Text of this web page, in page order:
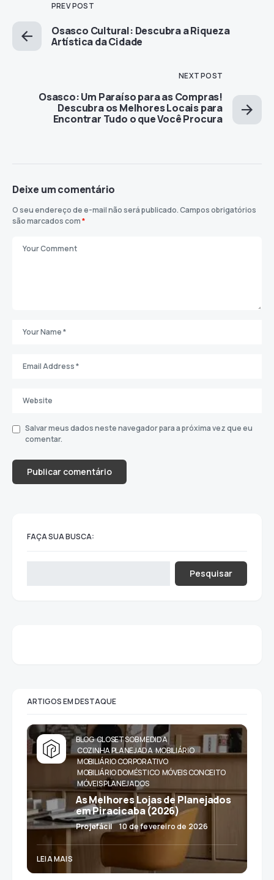
PREV POST
Osasco Cultural: Descubra a Riqueza
Artística da Cidade
NEXT POST
Osasco: Um Paraíso para as Compras!
Descubra os Melhores Locais para
Encontrar Tudo o que Você Procura
Deixe um comentário
O seu endereço de e-mail não será publicado.Campos obrigatórios
são marcados com*
Salvar meus dados neste navegador para a próxima vez que eu
comentar.
FAÇA SUA BUSCA:
Pesquisar
ARTIGOS EM DESTAQUE
BLOG CLOSET SOB MEDIDA
COZINHA PLANEJADA MOBILIÁRIO
MOBILIÁRIO CORPORATIVO
MOBILIÁRIO DOMÉSTICO MÓVEIS CONCEITO
MÓVEIS PLANEJADOS
As Melhores Lojas de Planejados
em Piracicaba (2026)
Projefácil 10 de fevereiro de 2026
LEIA MAIS